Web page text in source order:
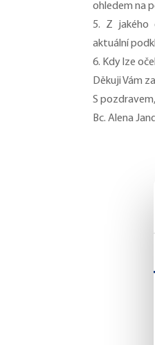
ohledem na
5. Z jakého
aktuální
6. Kdy lze
Děkuji Vám
S pozdravem,
Bc. Alena